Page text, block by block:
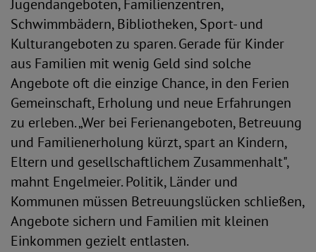
Jugendangeboten, Familienzentren,
Schwimmbädern, Bibliotheken, Sport- und
Kulturangeboten zu sparen. Gerade für Kinder
aus Familien mit wenig Geld sind solche
Angebote oft die einzige Chance, in den Ferien
Gemeinschaft, Erholung und neue Erfahrungen
zu erleben. „Wer bei Ferienangeboten, Betreuung
und Familienerholung kürzt, spart an Kindern,
Eltern und gesellschaftlichem Zusammenhalt",
mahnt Engelmeier. Politik, Länder und
Kommunen müssen Betreuungslücken schließen,
Angebote sichern und Familien mit kleinen
Einkommen gezielt entlasten.